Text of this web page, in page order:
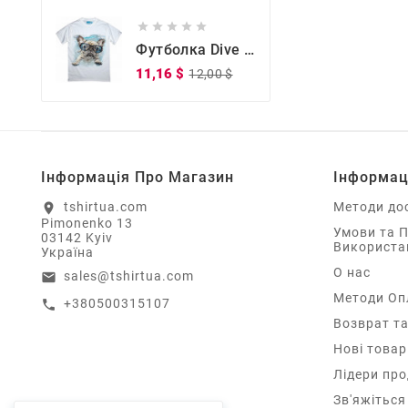
    
Футболка Dive Doggy Dive Doggy
11,16 $ 12,00 $
Інформація Про Магазин
location_on
tshirtua.com
Pimonenko 13
03142 Kyiv
Україна
email sales@tshirtua.com
call +380500315107
Методи
Умови та
О нас
Методи
Возврат
Нові
Лідери